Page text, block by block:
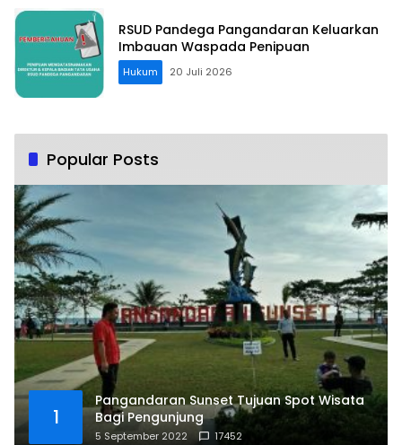
RSUD Pandega Pangandaran Keluarkan
Imbauan Waspada Penipuan
Hukum 20 Juli 2026
Popular Posts
1
Pangandaran Sunset Tujuan Spot Wisata
Bagi Pengunjung
5 September 2022 17452